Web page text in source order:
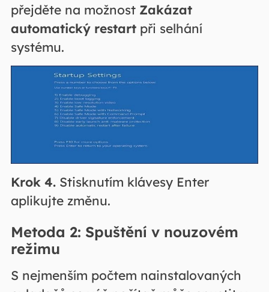
přejděte na možnost Zakázat
automatický restartpři selhání
systému.
Krok 4.Stisknutím klávesy Enter
aplikujte změnu.
Metoda 2: Spuštění v nouzovém
režimu
S nejmenším počtem nainstalovaných